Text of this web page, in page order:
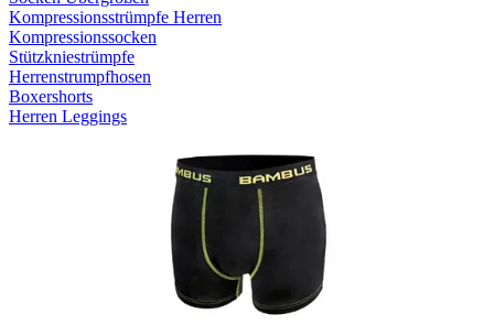
Kompressionsstrümpfe Herren
Kompressionssocken
Stützkniestrümpfe
Herrenstrumpfhosen
Boxershorts
Herren Leggings